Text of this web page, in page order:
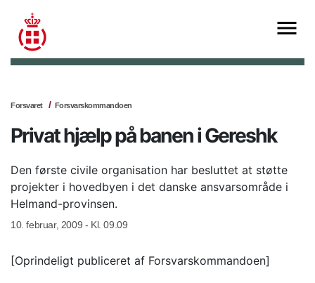
Forsvaret Forsvarskommandoen
Privat hjælp på banen i Gereshk
Den første civile organisation har besluttet at støtte
projekter i hovedbyen i det danske ansvarsområde i
Helmand-provinsen.
10. februar, 2009 - Kl. 09.09
[Oprindeligt publiceret af Forsvarskommandoen]